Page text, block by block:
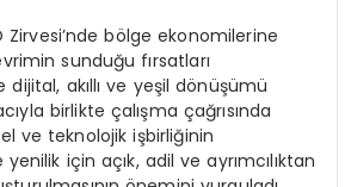
Zirvesi’nde bölge ekonomilerine
sunduğu fırsatları
akıllı ve yeşil dönüşümü
birlikte çalışma çağrısında
ve teknolojik işbirliğinin
için açık, adil ve ayrımcılıktan